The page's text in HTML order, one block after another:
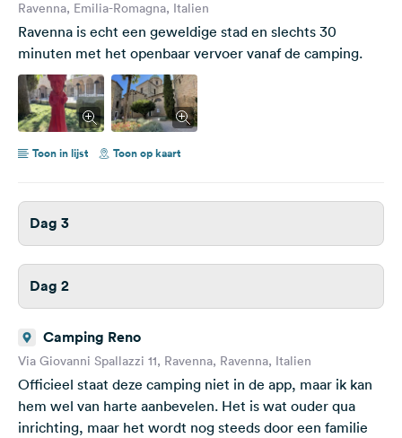
Ravenna, Emilia-Romagna, Italien
Ravenna is echt een geweldige stad en slechts 30
minuten met het openbaar vervoer vanaf de camping.
Toon in lijst Toon op kaart
Dag 3
Dag 2
Camping Reno
Via Giovanni Spallazzi 11, Ravenna, Ravenna, Italien
Officieel staat deze camping niet in de app, maar ik kan
hem wel van harte aanbevelen. Het is wat ouder qua
inrichting, maar het wordt nog steeds door een familie